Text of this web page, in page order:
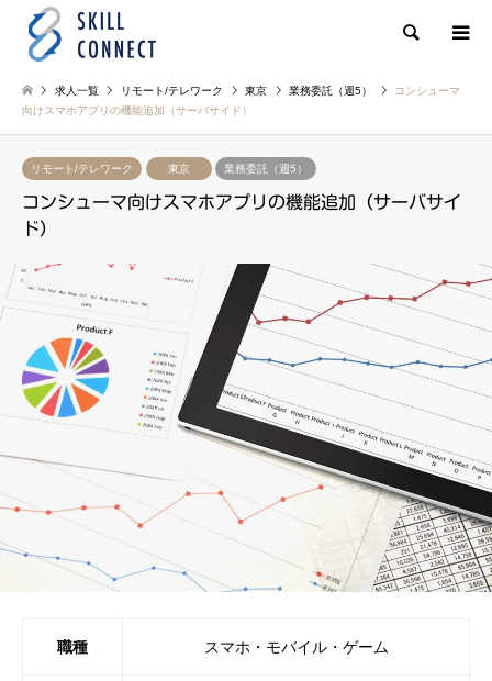
検索
求人一覧 リモート/テレワーク 東京 業務委託（週5）
コンシューマ
向けスマホアプリの機能追加（サーバサイド）
リモート/テレワーク 東京 業務委託（週5）
コンシューマ向けスマホアプリの機能追加（サーバサイ
ド）
職種 スマホ・モバイル・ゲーム